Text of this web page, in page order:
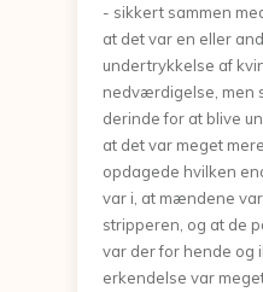
- sikkert sammen
at det var en eller
undertrykkelse af
nedværdigelse, men
derinde for at blive
at det var meget
opdagede hvilken
var i, at mændene
stripperen, og at de
var der for hende og
erkendelse var